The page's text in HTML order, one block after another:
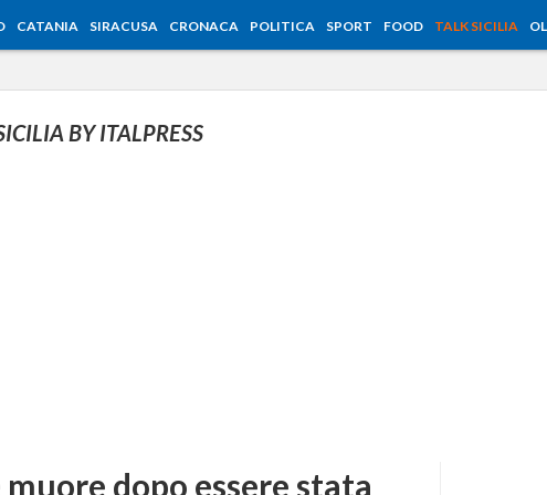
CATANIA SIRACUSA CRONACA POLITICA SPORT FOOD TALK SICILIA
BY ITALPRESS
dopo essere stata